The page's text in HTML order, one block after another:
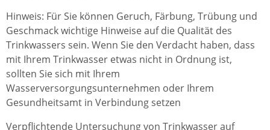
Hinweis: Für Sie können Geruch, Färbung, Trübung und
Geschmack wichtige Hinweise auf die Qualität des
Trinkwassers sein. Wenn Sie den Verdacht haben, dass
mit Ihrem Trinkwasser etwas nicht in Ordnung ist,
sollten Sie sich mit Ihrem
Wasserversorgungsunternehmen oder Ihrem
Gesundheitsamt in Verbindung setzen
Verpflichtende Untersuchung von Trinkwasser auf